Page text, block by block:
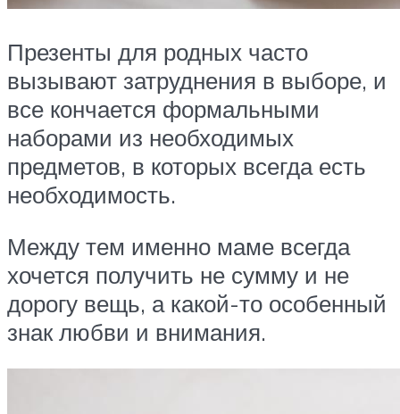
Презенты для родных часто
вызывают затруднения в выборе, и
все кончается формальными
наборами из необходимых
предметов, в которых всегда есть
необходимость.
Между тем именно маме всегда
хочется получить не сумму и не
дорогу вещь, а какой-то особенный
знак любви и внимания.